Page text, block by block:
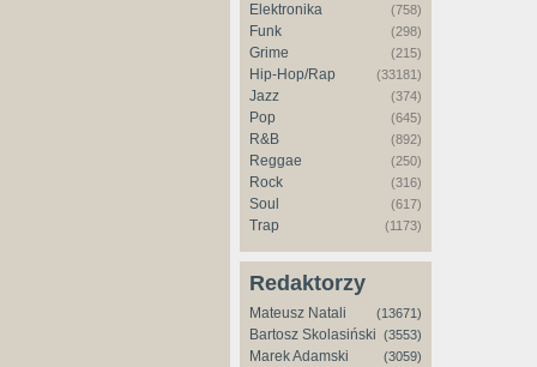
Elektronika (758)
Funk (298)
Grime (215)
Hip-Hop/Rap (33181)
Jazz (374)
Pop (645)
R&B (892)
Reggae (250)
Rock (316)
Soul (617)
Trap (1173)
Redaktorzy
Mateusz Natali (13671)
Bartosz Skolasiński (3553)
Marek Adamski (3059)